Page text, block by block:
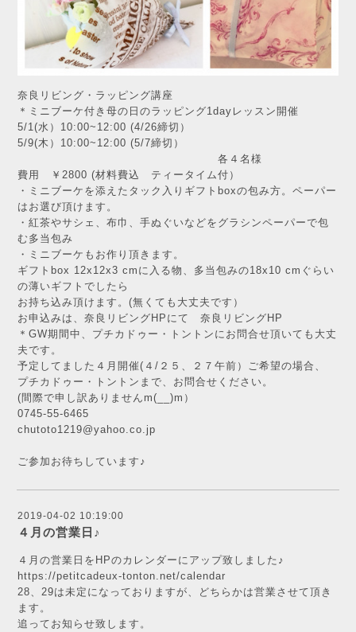
奈良リビング・ラッピング講座
＊ミニブーケ付き母の日のラッピング1dayレッスン開催
5/1(水）10:00~12:00 (4/26締切）
5/9(木）10:00~12:00 (5/7締切）
各４名様
費用 ￥2800 (材料費込 ティータイム付）
・ミニブーケを添えたタック入りギフトboxの包み方。ペーパー
はお選び頂けます。
・紅茶やサシェ、布巾、手ぬぐいなどをグラシンペーパーで包
む多当包み
・ミニブーケもお作り頂きます。
ギフトbox 12x12x3 cmに入る物、多当包みの18x10 cmぐらい
の薄いギフトでしたら
お持ち込み頂けます。(無くても大丈夫です）
お申込みは、奈良リビングHPにて 奈良リビングHP
＊GW期間中、プチカドゥー・トントンにお問合せ頂いても大丈
夫です。
予定してました４月開催(４/２５、２７午前）ご希望の場合、
プチカドゥー・トントンまで、お問合せください。
(間際で申し訳ありませんm(__)m）
0745-55-6465
chutoto1219@yahoo.co.jp
ご参加お待ちしています♪
2019-04-02 10:19:00
４月の営業日♪
４月の営業日をHPのカレンダーにアップ致しました♪
https://petitcadeux-tonton.net/calendar
28、29は未定になっておりますが、どちらかは営業させて頂き
ます。
追ってお知らせ致します。